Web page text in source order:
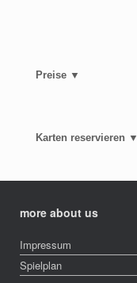
Preise ▼
Karten reservieren ▼
more about us
Impressum
Spielplan